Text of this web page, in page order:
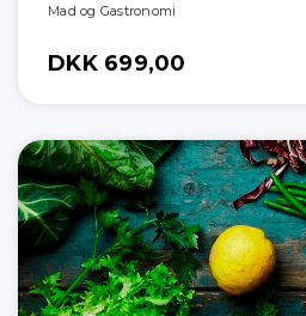
Mad og Gastronomi
DKK 699,00